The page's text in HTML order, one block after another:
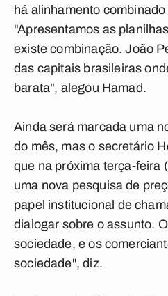
há alinhamento
"Apresentamos as
existe combinação. João
das capitais brasileiras
barata", alegou Hamad.
Ainda será marcada uma
do mês, mas o secretário
que na próxima terça-feira
uma nova pesquisa de
papel institucional de
dialogar sobre o assunto.
sociedade, e os
sociedade", diz.